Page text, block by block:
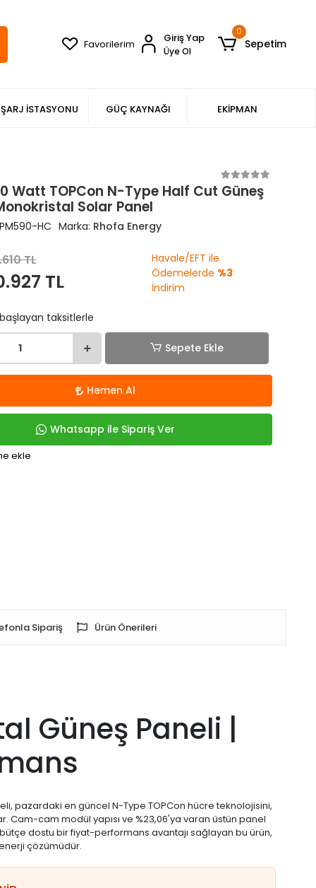
Favorilerim Giriş Yap
Üye Ol
0
Sepetim
ŞARJ İSTASYONU GÜÇ KAYNAĞI EKİPMAN
Watt TOPCon N-Type Half Cut Güneş
Solar Panel
HC Marka: Rhofa Energy
TL
TL
Havale/EFT ile
Ödemelerde %3
İndirim
başlayan taksitlerle
Sepete Ekle
Hemen Al
Whatsapp ile Sipariş Ver
ekle
Sipariş Ürün Önerileri
Güneş Paneli |
pazardaki en güncel N-Type TOPCon hücre teknolojisini,
Cam-cam modül yapısı ve %23,06'ya varan üstün panel
dostu bir fiyat-performans avantajı sağlayan bu ürün,
çözümüdür.